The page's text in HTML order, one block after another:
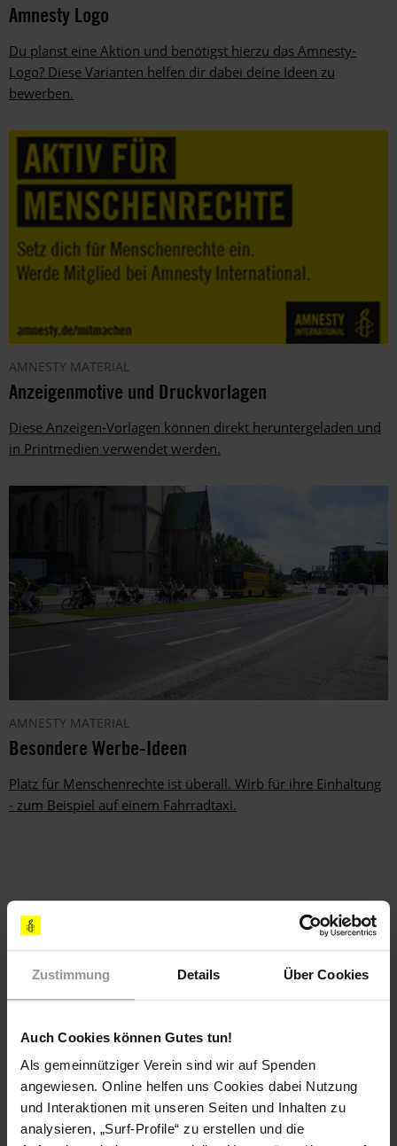
Zustimmung Details Über Cookies
Auch Cookies können Gutes tun!
Als gemeinnütziger Verein sind wir auf Spenden
angewiesen. Online helfen uns Cookies dabei Nutzung
und Interaktionen mit unseren Seiten und Inhalten zu
analysieren, „Surf-Profile“ zu erstellen und die
Amnesty Logo
Du planst eine Aktion und benötigst hierzu das Amnesty-
Logo? Diese Varianten helfen dir dabei deine Ideen zu
bewerben.
AMNESTY MATERIAL
Anzeigenmotive und Druckvorlagen
Diese Anzeigen-Vorlagen können direkt heruntergeladen und
in Printmedien verwendet werden.
AMNESTY MATERIAL
Besondere Werbe-Ideen
Platz für Menschenrechte ist überall. Wirb für ihre Einhaltung
- zum Beispiel auf einem Fahrradtaxi.
ZUM VEREIN